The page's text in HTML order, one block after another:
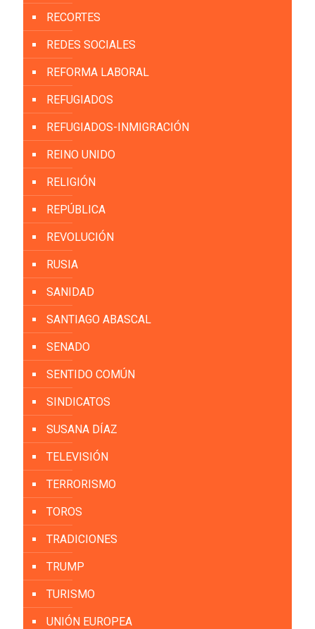
RECORTES
REDES SOCIALES
REFORMA LABORAL
REFUGIADOS
REFUGIADOS-INMIGRACIÓN
REINO UNIDO
RELIGIÓN
REPÚBLICA
REVOLUCIÓN
RUSIA
SANIDAD
SANTIAGO ABASCAL
SENADO
SENTIDO COMÚN
SINDICATOS
SUSANA DÍAZ
TELEVISIÓN
TERRORISMO
TOROS
TRADICIONES
TRUMP
TURISMO
UNIÓN EUROPEA